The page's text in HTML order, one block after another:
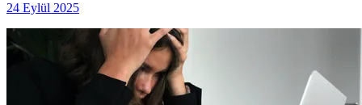
24 Eylül 2025